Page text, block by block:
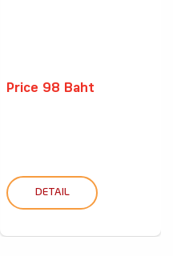
Price 98 Baht
DETAIL